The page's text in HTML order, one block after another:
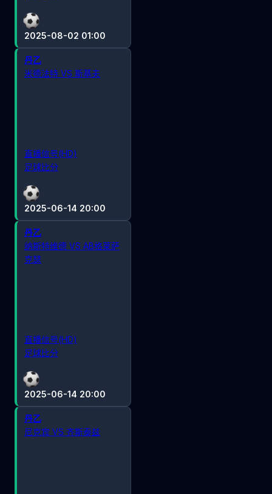
2025-08-02 01:00
2025-06-14 20:00
丹乙
米德法特 VS 斯基夫
直播信号(HD)
足球比分
2025-06-14 20:00
丹乙
纳斯特维德 VS AB格莱萨
克瑟
直播信号(HD)
足球比分
丹乙
尼克宾 VS 齐斯泰兹